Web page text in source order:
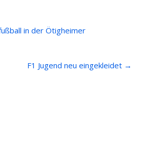
in der Ötigheimer
F1 Jugend neu eingekleidet →